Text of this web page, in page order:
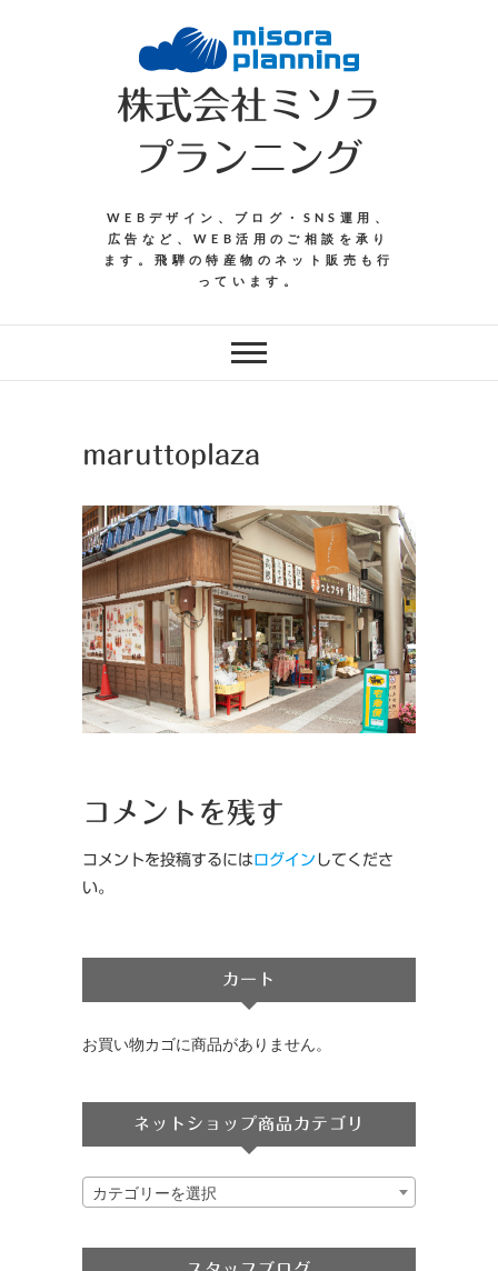
株式会社ミソラ
プランニング
WEBデザイン、ブログ・SNS運用、
広告など、WEB活用のご相談を承り
ます。飛騨の特産物のネット販売も行
っています。
maruttoplaza
コメントを残す
コメントを投稿するにはログインしてくださ
い。
カート
お買い物カゴに商品がありません。
ネットショップ商品カテゴリ
カテゴリーを選択